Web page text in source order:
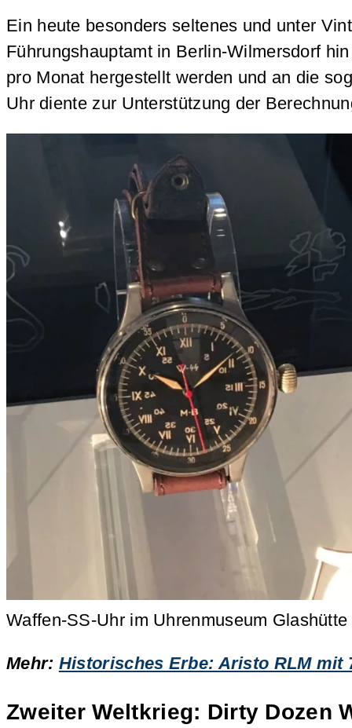
Ein heute besonders seltenes und unter
Führungshauptamt in Berlin-Wilmersdorf
pro Monat hergestellt werden und an die
Uhr diente zur Unterstützung der
Waffen-SS-Uhr im Uhrenmuseum Glashütte
Mehr: Historisches Erbe: Aristo RLM mit
Zweiter Weltkrieg: Dirty Dozen